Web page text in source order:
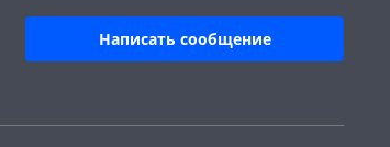
Написать сообщение